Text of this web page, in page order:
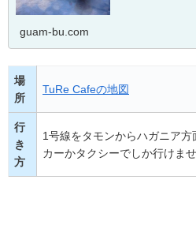
guam-bu.com
場
所
TuRe Cafeの地図
行
き
方
1号線をタモンからハガニア
カーかタクシーでしか行けませ